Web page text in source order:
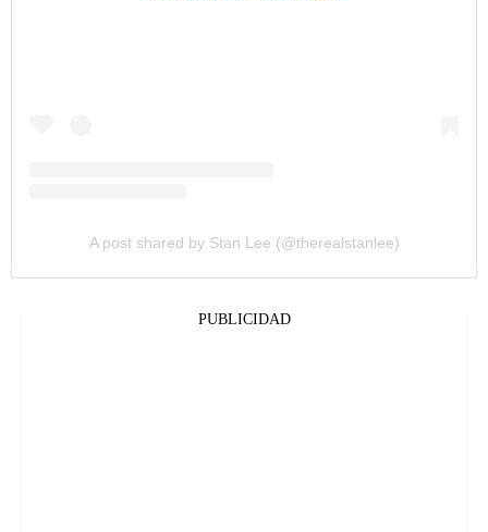
A post shared by Stan Lee (@therealstanlee)
PUBLICIDAD